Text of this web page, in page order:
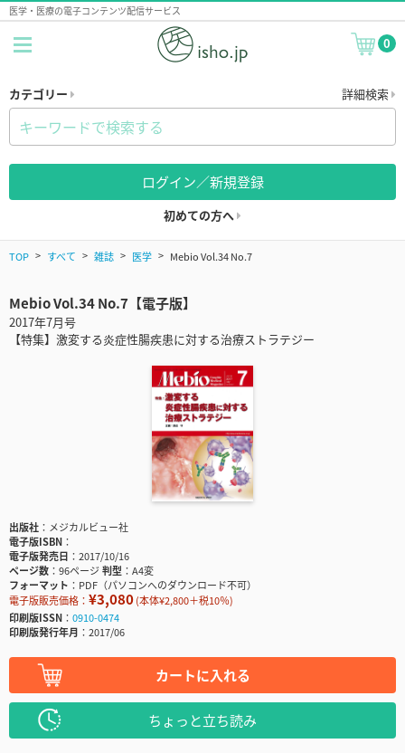
医学・医療の電子コンテンツ配信サービス
0
カテゴリー 詳細検索
ログイン／新規登録
初めての方へ
TOP すべて 雑誌 医学 Mebio Vol.34 No.7
Mebio Vol.34 No.7【電子版】
2017年7月号
【特集】激変する炎症性腸疾患に対する治療ストラテジー
出版社
メジカルビュー社
電子版ISBN
電子版発売日
2017/10/16
ページ数
96ページ判型
A4変
フォーマット
PDF（パソコンへのダウンロード不可）
電子版販売価格： ¥3,080(本体¥2,800＋税10％)
印刷版ISSN
0910-0474
印刷版発行年月
2017/06
カートに入れる
ちょっと立ち読み